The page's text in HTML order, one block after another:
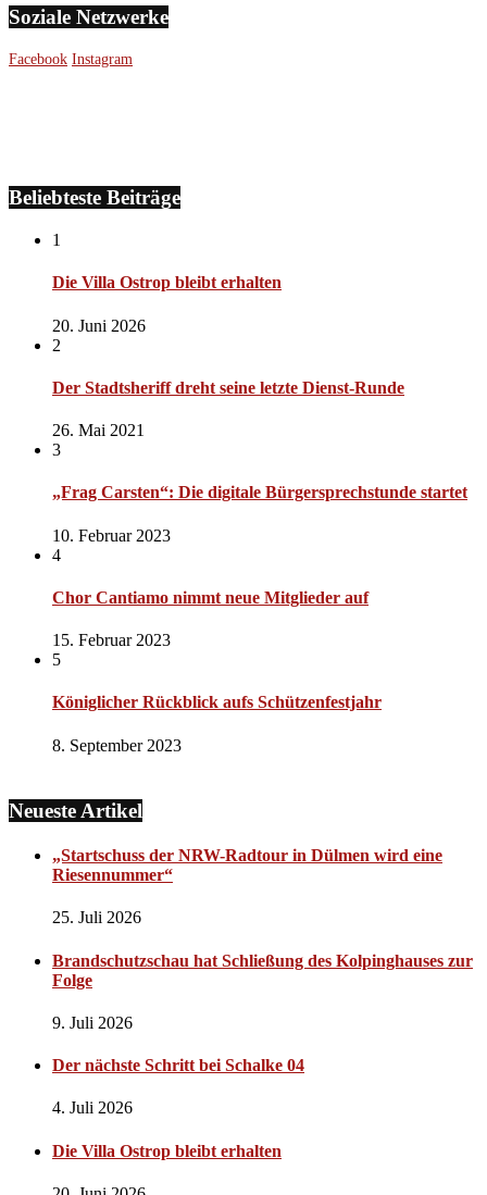
Soziale Netzwerke
Facebook Instagram
Beliebteste Beiträge
1
Die Villa Ostrop bleibt erhalten
20. Juni 2026
2
Der Stadtsheriff dreht seine letzte Dienst-Runde
26. Mai 2021
3
„Frag Carsten“: Die digitale Bürgersprechstunde startet
10. Februar 2023
4
Chor Cantiamo nimmt neue Mitglieder auf
15. Februar 2023
5
Königlicher Rückblick aufs Schützenfestjahr
8. September 2023
Neueste Artikel
„Startschuss der NRW-Radtour in Dülmen wird eine
Riesennummer“
25. Juli 2026
Brandschutzschau hat Schließung des Kolpinghauses zur
Folge
9. Juli 2026
Der nächste Schritt bei Schalke 04
4. Juli 2026
Die Villa Ostrop bleibt erhalten